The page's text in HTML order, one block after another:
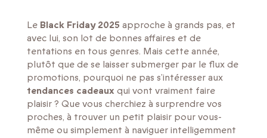
Le Black Friday 2025 approche à grands pas, et
avec lui, son lot de bonnes affaires et de
tentations en tous genres. Mais cette année,
plutôt que de se laisser submerger par le flux de
promotions, pourquoi ne pas s’intéresser aux
tendances cadeaux qui vont vraiment faire
plaisir ? Que vous cherchiez à surprendre vos
proches, à trouver un petit plaisir pour vous-
même ou simplement à naviguer intelligemment